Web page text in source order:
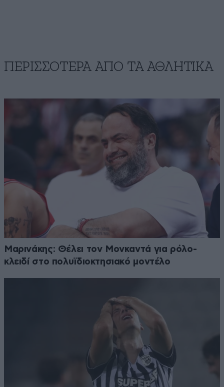
ΠΕΡΙΣΣΟΤΕΡΑ ΑΠΟ ΤA ΑΘΛΗΤΙΚΑ
Μαρινάκης: Θέλει τον Μονκαντά για ρόλο-
κλειδί στο πολυϊδιοκτησιακό μοντέλο